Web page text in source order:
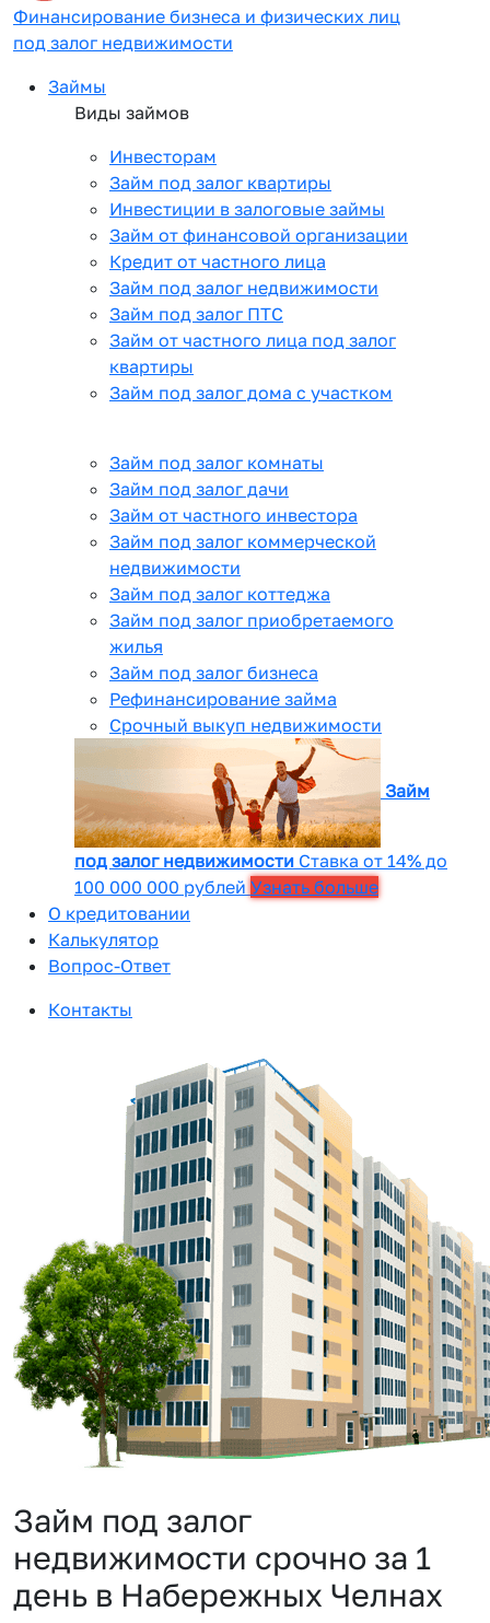
Финансирование бизнеса и физических лиц
под залог недвижимости
Займы
Виды займов
Инвесторам
Займ под залог квартиры
Инвестиции в залоговые займы
Займ от финансовой организации
Кредит от частного лица
Займ под залог недвижимости
Займ под залог ПТС
Займ от частного лица под залог
квартиры
Займ под залог дома с участком
Займ под залог комнаты
Займ под залог дачи
Займ от частного инвестора
Займ под залог коммерческой
недвижимости
Займ под залог коттеджа
Займ под залог приобретаемого
жилья
Займ под залог бизнеса
Рефинансирование займа
Срочный выкуп недвижимости
Займ
под залог недвижимости Ставка от 14% до
100 000 000 рублей Узнать больше
О кредитовании
Калькулятор
Вопрос-Ответ
Контакты
Займ под залог
недвижимости срочно за 1
день в Набережных Челнах